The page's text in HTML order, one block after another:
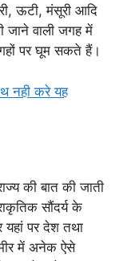
ऊटी, मंसूरी आदि
वाली जगह में
पर घूम सकते हैं।
नही करे यह
की बात की जाती
सौंदर्य के
यहां पर देश तथा
में अनेक ऐसे